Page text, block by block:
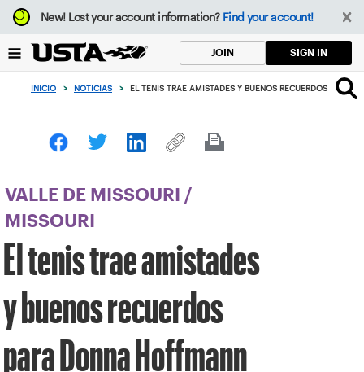
Enfoque
desde
botón
volver
principio
New!Lost your account information? Find your account!
JOIN SIGN IN
INICIO > NOTICIAS > EL TENIS TRAE AMISTADES Y BUENOS RECUERDOS PARA
VALLE DE MISSOURI
/
MISSOURI
El tenis trae amistades
y buenos recuerdos
para Donna Hoffmann